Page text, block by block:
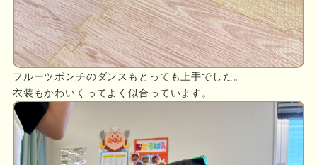
フルーツポンチのダンスもとっても上手でした。
衣装もかわいくってよく似合っています。